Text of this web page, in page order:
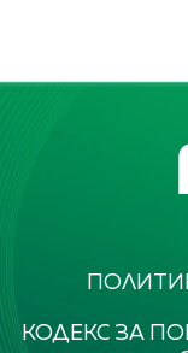
КОДЕКС ЗА